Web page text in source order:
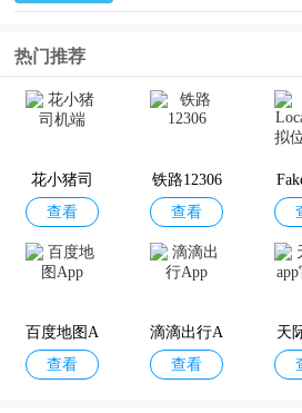
热门推荐
花小猪司
机端
查看
铁路12306
查看
百度地图A
pp
查看
滴滴出行A
pp
查看
天